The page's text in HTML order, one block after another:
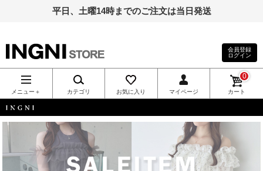
平日、土曜14時までのご注文は当日発送
INGNI（イン
グ）公式通
販｜INGNI
STORE
会員登録
ログイン
メニュー＋ カテゴリ お気に入り マイページ カート
0
INGNI